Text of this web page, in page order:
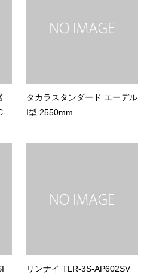
タカラスタンダード エーデル
I型 2550mm
リンナイ TLR-3S-AP602SV